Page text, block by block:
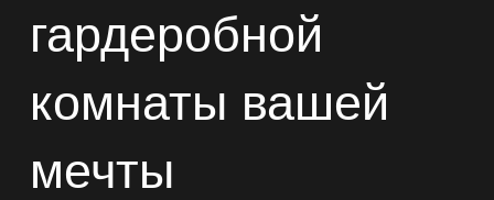
гардеробной
комнаты вашей
мечты